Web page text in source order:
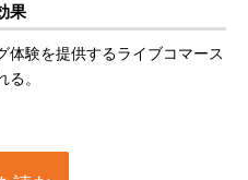
果
験を提供するライブコマース
。